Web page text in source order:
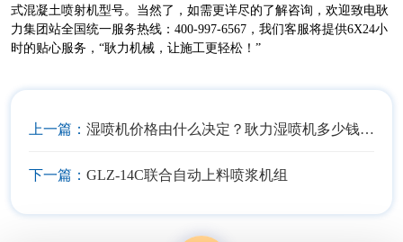
式混凝土喷射机型号。当然了，如需更详尽的了解咨询，欢迎致电耿
力集团站全国统一服务热线：400-997-6567，我们客服将提供6X24小
时的贴心服务，“耿力机械，让施工更轻松！”
上一篇： 湿喷机价格由什么决定？耿力湿喷机多少钱一台？
下一篇： GLZ-14C联合自动上料喷浆机组